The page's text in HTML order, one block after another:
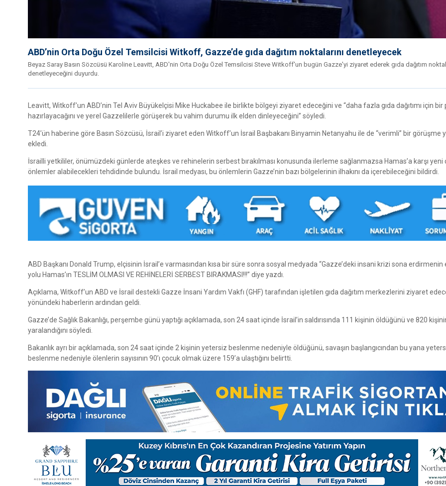
ABD’nin Orta Doğu Özel Temsilcisi Witkoff, Gazze’de gıda dağıtım noktalarını denetleyecek
Beyaz Saray Basın Sözcüsü Karoline Leavitt, ABD'nin Orta Doğu Özel Temsilcisi Steve Witkoff'un bugün Gazze'yi ziyaret ederek gıda dağıtım
denetleyeceğini duyurdu.
Leavitt, Witkoff’un ABD’nin Tel Aviv Büyükelçisi Mike Huckabee ile birlikte bölgeyi ziyaret edeceğini ve “daha fazla gıda dağıtımı için bir
hazırlayacağını ve yerel Gazzelilerle görüşerek bu vahim durumu ilk elden dinleyeceğini” söyledi.
T24’ün haberine göre Basın Sözcüsü, İsrail’i ziyaret eden Witkoff’un İsrail Başbakanı Binyamin Netanyahu ile de “verimli” bir görüşme
ekledi.
İsrailli yetkililer, önümüzdeki günlerde ateşkes ve rehinelerin serbest bırakılması konusunda ilerleme sağlanmazsa Hamas’a karşı yeni
önlemler alabilecekleri tehdidinde bulundu. İsrail medyası, bu önlemlerin Gazze’nin bazı bölgelerinin ilhakını da içerebileceğini bildirdi.
ABD Başkanı Donald Trump, elçisinin İsrail’e varmasından kısa bir süre sonra sosyal medyada “Gazze’deki insani krizi sona erdirmenin
yolu Hamas’ın TESLİM OLMASI VE REHİNELERİ SERBEST BIRAKMASI!!!” diye yazdı.
Açıklama, Witkoff’un ABD ve İsrail destekli Gazze İnsani Yardım Vakfı (GHF) tarafından işletilen gıda dağıtım merkezlerini ziyaret
yönündeki haberlerin ardından geldi.
Gazze’de Sağlık Bakanlığı, perşembe günü yaptığı açıklamada, son 24 saat içinde İsrail’in saldırısında 111 kişinin öldüğünü ve 820
yaralandığını söyledi.
Bakanlık ayrı bir açıklamada, son 24 saat içinde 2 kişinin yetersiz beslenme nedeniyle öldüğünü, savaşın başlangıcından bu yana
beslenme nedeniyle ölenlerin sayısının 90’ı çocuk olmak üzere 159’a ulaştığını belirtti.